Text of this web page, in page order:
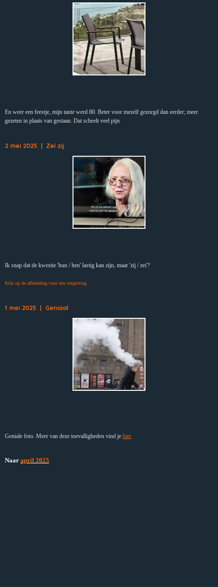
En weer een feestje, mijn tante werd 80. Beter voor mezelf gezorgd dan eerder; meer
gezeten in plaats van gestaan. Dat scheelt veel pijn
2 mei 2025 | Zei zij
Ik snap dat de kwestie 'hun / hen' lastig kan zijn, maar 'zij / zei'?
Klik op de afbeelding voor een vergroting
1 mei 2025 | Geniaal
Geniale foto. Meer van deze toevalligheden vind je hier
Naar april 2025